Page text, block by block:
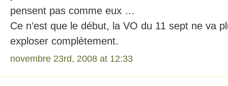
pensent pas comme eux …
Ce n’est que le début, la VO du 11 sept ne va
exploser complètement.
novembre 23rd, 2008 at 12:33